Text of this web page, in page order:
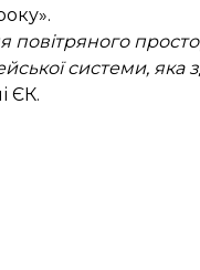
системи,
ЄК.